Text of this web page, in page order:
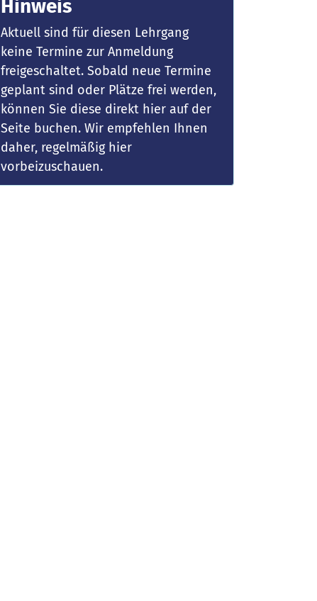
Hinweis
Aktuell sind für diesen Lehrgang
keine Termine zur Anmeldung
freigeschaltet. Sobald neue Termine
geplant sind oder Plätze frei werden,
können Sie diese direkt hier auf der
Seite buchen. Wir empfehlen Ihnen
daher, regelmäßig hier
vorbeizuschauen.